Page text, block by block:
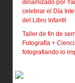
dinamizado por
celebrar el Día
del Libro Infantil
Taller de fin de
Fotografía +
fotografiando lo